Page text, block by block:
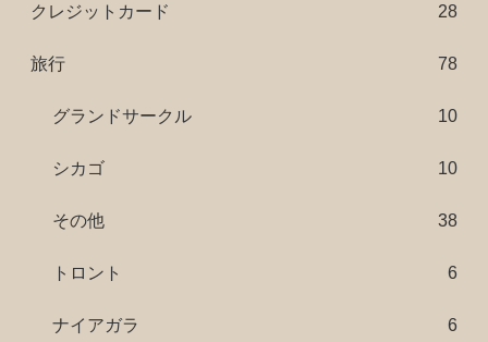
クレジットカード 28
旅行 78
グランドサークル 10
シカゴ 10
その他 38
トロント 6
ナイアガラ 6